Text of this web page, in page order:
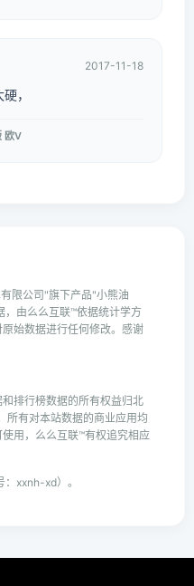
2017-11-18
，
欧V
限公司"旗下产品"小熊油
由么么互联™依据统计学方
始数据进行任何修改。感谢
排行榜数据的所有权益归北
所有对本站数据的商业应用均
用，么么互联™有权追究相应
xxnh-xd）。